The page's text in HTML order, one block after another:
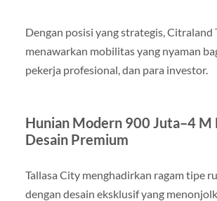
Dengan posisi yang strategis, Citraland
menawarkan mobilitas yang nyaman
pekerja profesional, dan para investor.
Hunian Modern 900 Juta–4 M
Desain Premium
Tallasa City menghadirkan ragam tipe
dengan desain eksklusif yang